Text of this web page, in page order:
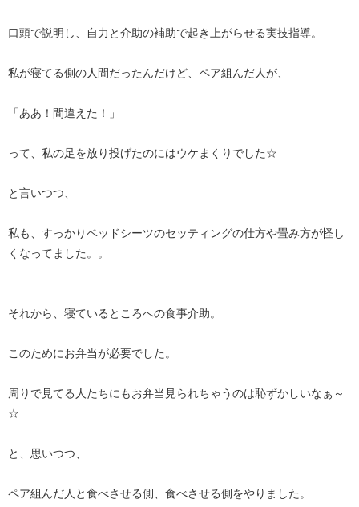
口頭で説明し、自力と介助の補助で起き上がらせる実技指導。
私が寝てる側の人間だったんだけど、ペア組んだ人が、
「ああ！間違えた！」
って、私の足を放り投げたのにはウケまくりでした☆
と言いつつ、
私も、すっかりベッドシーツのセッティングの仕方や畳み方が怪し
くなってました。。
それから、寝ているところへの食事介助。
このためにお弁当が必要でした。
周りで見てる人たちにもお弁当見られちゃうのは恥ずかしいなぁ～
☆
と、思いつつ、
ペア組んだ人と食べさせる側、食べさせる側をやりました。